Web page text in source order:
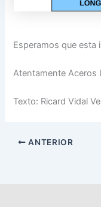
Esperamos que esta
Atentamente Aceros
Texto: Ricard Vidal
ANTERIOR